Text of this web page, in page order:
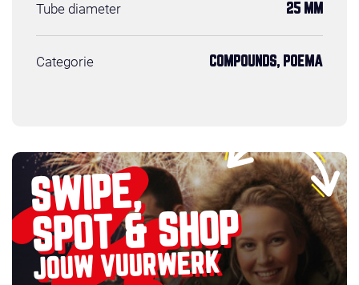
Tube diameter 25 MM
Categorie COMPOUNDS, POEMA
SWIPE,
SPOT & SHOP
JOUW VUURWERK